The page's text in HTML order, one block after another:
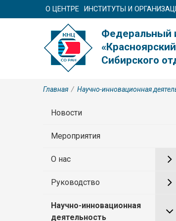
О ЦЕНТРЕ ИНСТИТУТЫ И
Федеральный
Сибирского
Главная / Научно-инновационная
Новости
Мероприятия
О нас
Руководство
Научно-инновационная
деятельность